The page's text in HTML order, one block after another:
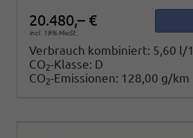
20.480,– €
incl. 19% MwSt.
Verbrauch kombiniert: 5,60 l/
CO2-Klasse: D
CO2-Emissionen: 128,00 g/km